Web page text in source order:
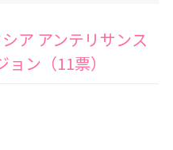
ア アンテリサンス
ン（11票）